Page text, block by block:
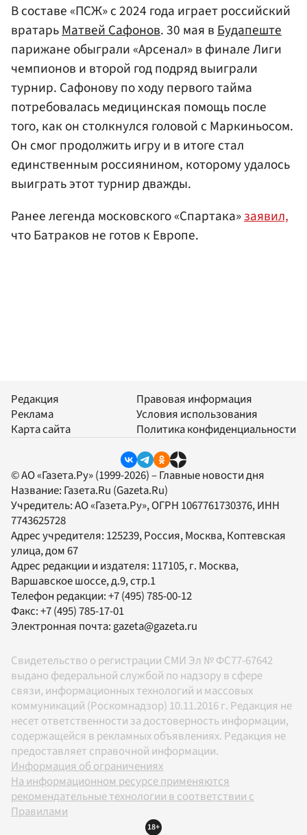
В составе «ПСЖ» с 2024 года играет российский
вратарьМатвей Сафонов. 30 мая вБудапеште
парижане обыграли «Арсенал» в финале Лиги
чемпионов и второй год подряд выиграли
турнир. Сафонову по ходу первого тайма
потребовалась медицинская помощь после
того, как он столкнулся головой с Маркиньосом.
Он смог продолжить игру и в итоге стал
единственным россиянином, которому удалось
выиграть этот турнир дважды.
Ранее легенда московского «Спартака»заявил,
что Батраков не готов к Европе.
Редакция
Реклама
Карта сайта
Правовая информация
Условия использования
Политика конфиденциальности
© АО «Газета.Ру» (1999-2026) – Главные новости дня
Название: Газета.Ru (Gazeta.Ru)
Учредитель:АО «Газета.Ру», ОГРН 1067761730376, ИНН
7743625728
Адрес учредителя: 125239, Россия, Москва, Коптевская
улица, дом 67
Адрес редакции и издателя: 117105, г. Москва,
Варшавское шоссе, д.9, стр.1
Телефон редакции:+7 (495) 785-00-12
Факс:+7 (495) 785-17-01
Электронная почта: gazeta@gazeta.ru
Свидетельство о регистрации СМИ Эл № ФС77-67642
выдано федеральной службой по надзору в сфере
связи, информационных технологий и массовых
коммуникаций (Роскомнадзор) 10.11.2016 г. Редакция не
несет ответственности за достоверность информации,
содержащейся в рекламных объявлениях. Редакция не
предоставляет справочной информации.
Информация об ограничениях
На информационном ресурсе применяются
рекомендательные технологии в соответствии с
Правилами
18+